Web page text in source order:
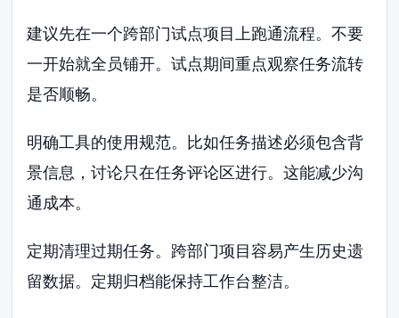
建议先在一个跨部门试点项目上跑通流程。不要
一开始就全员铺开。试点期间重点观察任务流转
是否顺畅。
明确工具的使用规范。比如任务描述必须包含背
景信息，讨论只在任务评论区进行。这能减少沟
通成本。
定期清理过期任务。跨部门项目容易产生历史遗
留数据。定期归档能保持工作台整洁。